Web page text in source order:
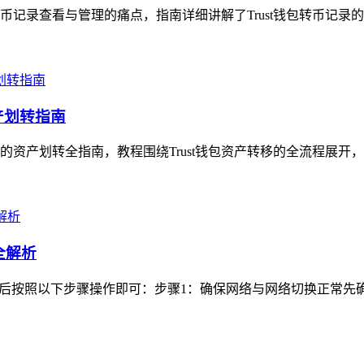
记录查看与管理的痛点，指南详细讲解了Trust钱包转币记录
转指南
资产划转全指南，教程围绕Trust钱包资产转移的全流程展开
解析
按照以下步骤操作即可：步骤1：确保网络与网络切换正常